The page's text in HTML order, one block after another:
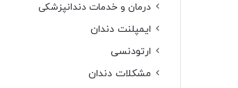
درمان‌ و خدمات دندانپزشکی
ایمپلنت دندان
ارتودنسی
مشکلات دندان